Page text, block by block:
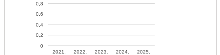
2021. 2022. 2023. 2024. 2025.
0
0,2
0,4
0,6
0,8